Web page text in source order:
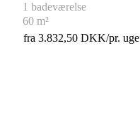
1 badeværelse
60 m²
fra 3.832,50 DKK/pr. uge